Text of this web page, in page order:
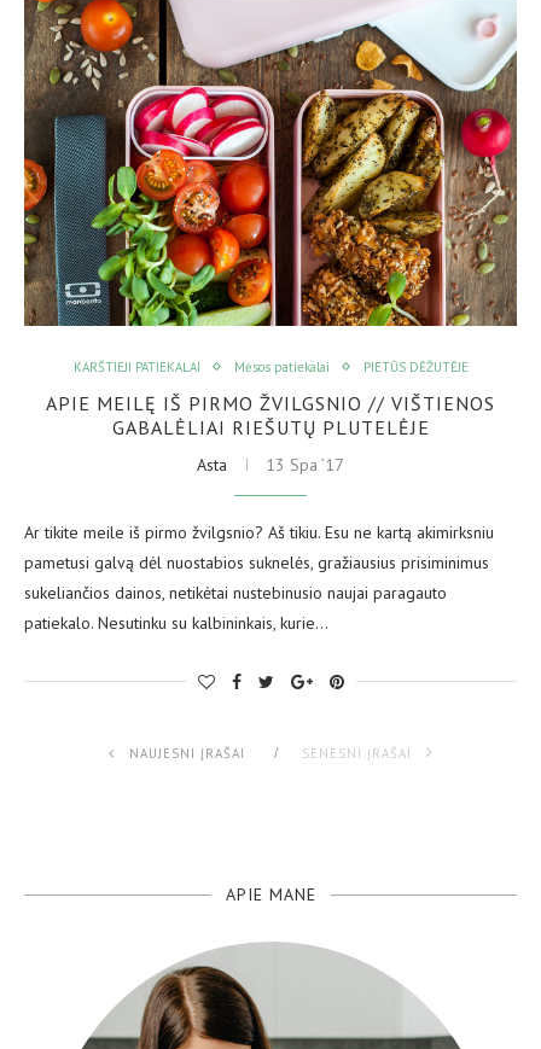
KARŠTIEJI PATIEKALAI Mėsos patiekalai PIETŪS DĖŽUTĖJE
APIE MEILĘ IŠ PIRMO ŽVILGSNIO // VIŠTIENOS
GABALĖLIAI RIEŠUTŲ PLUTELĖJE
Asta 13 Spa ’17
Ar tikite meile iš pirmo žvilgsnio? Aš tikiu. Esu ne kartą akimirksniu
pametusi galvą dėl nuostabios suknelės, gražiausius prisiminimus
sukeliančios dainos, netikėtai nustebinusio naujai paragauto
patiekalo. Nesutinku su kalbininkais, kurie…
NAUJESNI ĮRAŠAI SENESNI ĮRAŠAI
APIE MANE